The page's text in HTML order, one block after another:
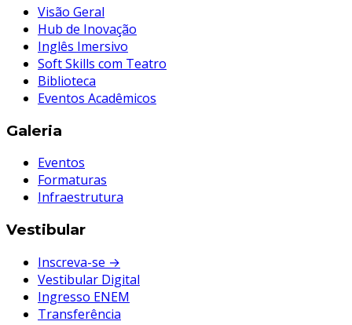
Visão Geral
Hub de Inovação
Inglês Imersivo
Soft Skills com Teatro
Biblioteca
Eventos Acadêmicos
Galeria
Eventos
Formaturas
Infraestrutura
Vestibular
Inscreva-se →
Vestibular Digital
Ingresso ENEM
Transferência